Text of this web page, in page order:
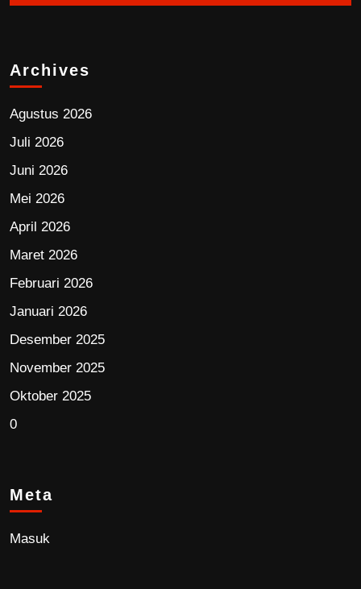
Archives
Agustus 2026
Juli 2026
Juni 2026
Mei 2026
April 2026
Maret 2026
Februari 2026
Januari 2026
Desember 2025
November 2025
Oktober 2025
0
Meta
Masuk